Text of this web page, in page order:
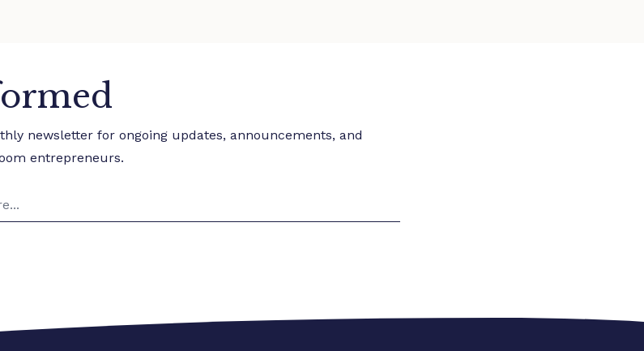
newsletter for ongoing updates, announcements, and
entrepreneurs.